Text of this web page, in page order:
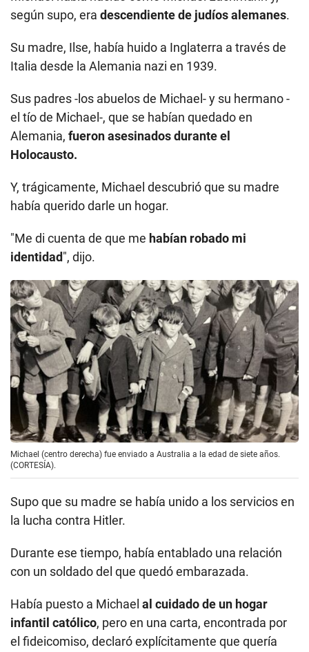
según supo, era descendiente de judíos alemanes.
Su madre, Ilse, había huido a Inglaterra a través de
Italia desde la Alemania nazi en 1939.
Sus padres -los abuelos de Michael- y su hermano -
el tío de Michael-, que se habían quedado en
Alemania, fueron asesinados durante el
Holocausto.
Y, trágicamente, Michael descubrió que su madre
había querido darle un hogar.
"Me di cuenta de que me habían robado mi
identidad", dijo.
Michael (centro derecha) fue enviado a Australia a la edad de siete años.
(CORTESÍA).
Supo que su madre se había unido a los servicios en
la lucha contra Hitler.
Durante ese tiempo, había entablado una relación
con un soldado del que quedó embarazada.
Había puesto a Michael al cuidado de un hogar
infantil católico, pero en una carta, encontrada por
el fideicomiso, declaró explícitamente que quería